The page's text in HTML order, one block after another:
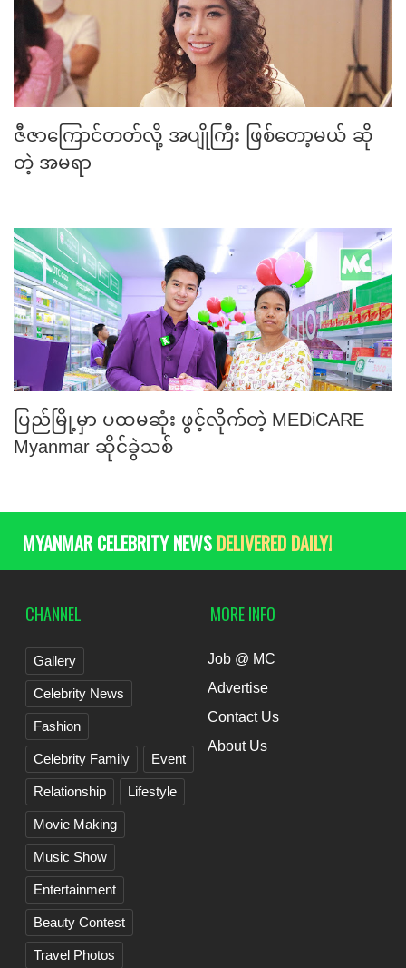
ဇီဇာကြောင်တတ်လို့ အပျိုကြီး ဖြစ်တော့မယ် ဆို
တဲ့ အမရာ
ပြည်မြို့မှာ ပထမဆုံး ဖွင့်လိုက်တဲ့ MEDiCARE
Myanmar ဆိုင်ခွဲသစ်
MYANMAR CELEBRITY NEWS DELIVERED DAILY!
CHANNEL
Gallery
Celebrity News
Fashion
Celebrity Family Event
Relationship Lifestyle
Movie Making
Music Show
Entertainment
Beauty Contest
Travel Photos
MORE INFO
Job @ MC
Advertise
Contact Us
About Us